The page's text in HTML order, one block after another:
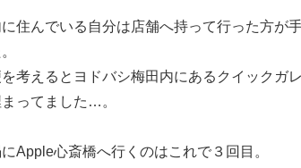
住んでいる自分は店舗へ持って行った方が
考えるとヨドバシ梅田内にあるクイックガ
ってました…。
Apple心斎橋へ行くのはこれで３回目。